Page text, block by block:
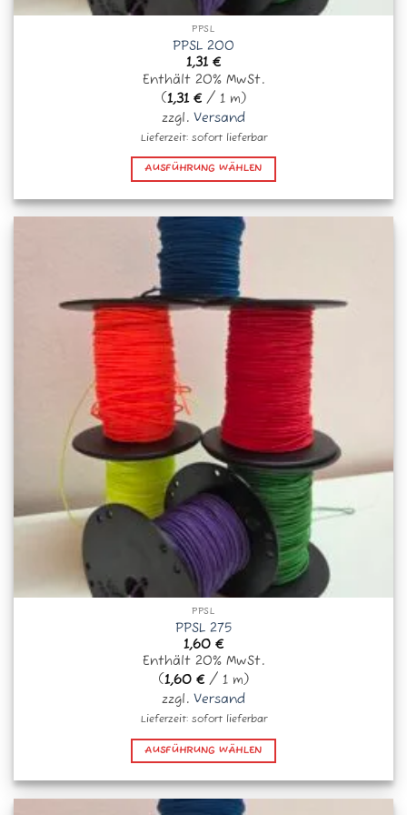
PPSL
PPSL 200
1,31 €
Enthält 20% MwSt.
(1,31 €/ 1 m)
zzgl. Versand
Lieferzeit: sofort lieferbar
AUSFÜHRUNG WÄHLEN
Produkt
mehrere
Varianten
auf.
Die
Optionen
können
Produktseite
gewählt
werden
PPSL
PPSL 275
1,60 €
Enthält 20% MwSt.
(1,60 €/ 1 m)
zzgl. Versand
Lieferzeit: sofort lieferbar
AUSFÜHRUNG WÄHLEN
Produkt